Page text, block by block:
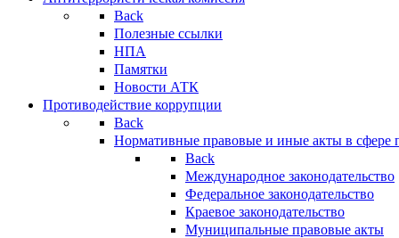
Back
Полезные ссылки
НПА
Памятки
Новости АТК
Противодействие коррупции
Back
Нормативные правовые и иные акты в сфере
Back
Международное законодательство
Федеральное законодательство
Краевое законодательство
Муниципальные правовые акты